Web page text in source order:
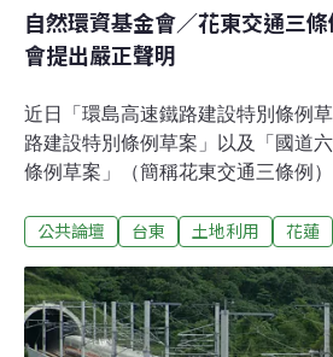
自然環資基金會／花東交通三
會提出嚴正聲明
近日「環島高速鐵路建設特別條例
路建設特別條例草案」以及「國道
條例草案」（簡稱花東交通三條例
立法院強行闖關花東交通三條例，
開透明，重視環評立法院欲強行通
反憲政體制，除了沒有充分的公開
響評估（政策環評）。政策環評是
公共論壇 台東 土地利用 花蓮